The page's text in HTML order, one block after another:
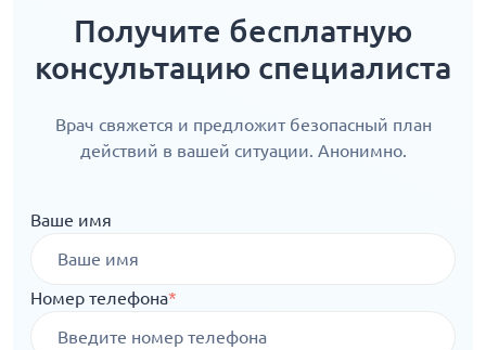
Получите бесплатную
консультацию специалиста
Врач свяжется и предложит безопасный план
действий в вашей ситуации. Анонимно.
Ваше имя
Номер телефона*